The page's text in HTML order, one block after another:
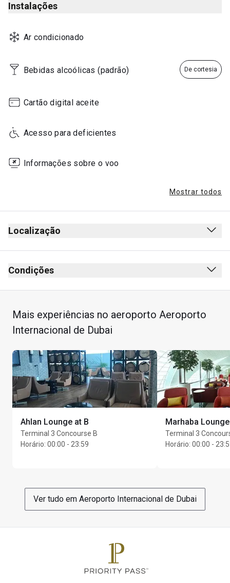
Tuesday
Thursday
Friday 00:00 - 23:59
Sunday
Instalações
Ar condicionado
Bebidas alcoólicas (padrão) De cortesia
Cartão digital aceite
Acesso para deficientes
Informações sobre o voo
Mostrar todos
Localização
Condições
Mais experiências no aeroporto Aeroporto
Internacional de Dubai
Ahlan Lounge at B
Terminal 3 Concourse B
Horário: 00:00 - 23:59
Marhaba Lounge
Terminal 3
Horário: 00:00 -
Ver tudo em Aeroporto Internacional de Dubai